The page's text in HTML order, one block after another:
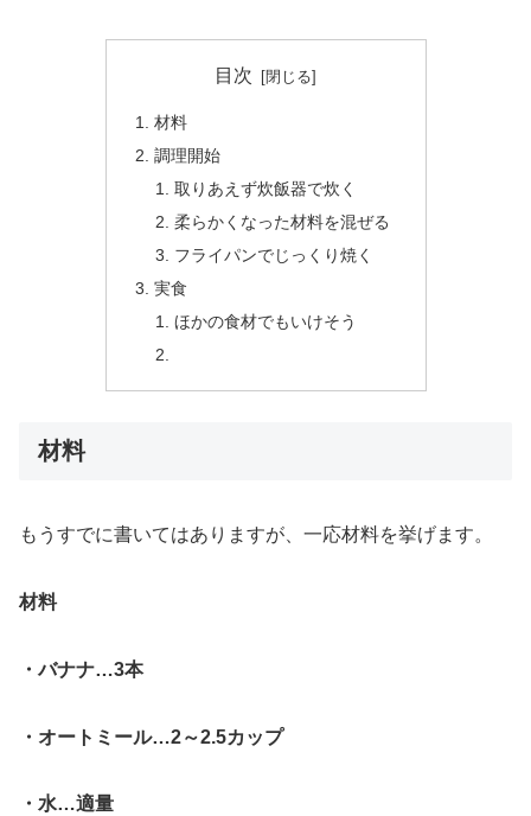
目次
材料
調理開始
取りあえず炊飯器で炊く
柔らかくなった材料を混ぜる
フライパンでじっくり焼く
実食
ほかの食材でもいけそう
材料
もうすでに書いてはありますが、一応材料を挙げます。
材料
・バナナ…3本
・オートミール…2～2.5カップ
・水…適量